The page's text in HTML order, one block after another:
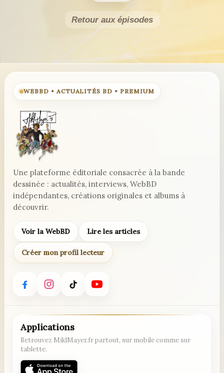
Retour aux épisodes
WEBBD • ACTUALITÉS BD • PREMIUM
Une plateforme éditoriale consacrée à la bande
dessinée : actualités, interviews, WebBD
indépendantes, créations originales et albums à
découvrir.
Voir la WebBD Lire les articles
Créer mon profil lecteur
Applications
Retrouvez MiklMayer.fr partout, sur mobile comme sur
tablette.